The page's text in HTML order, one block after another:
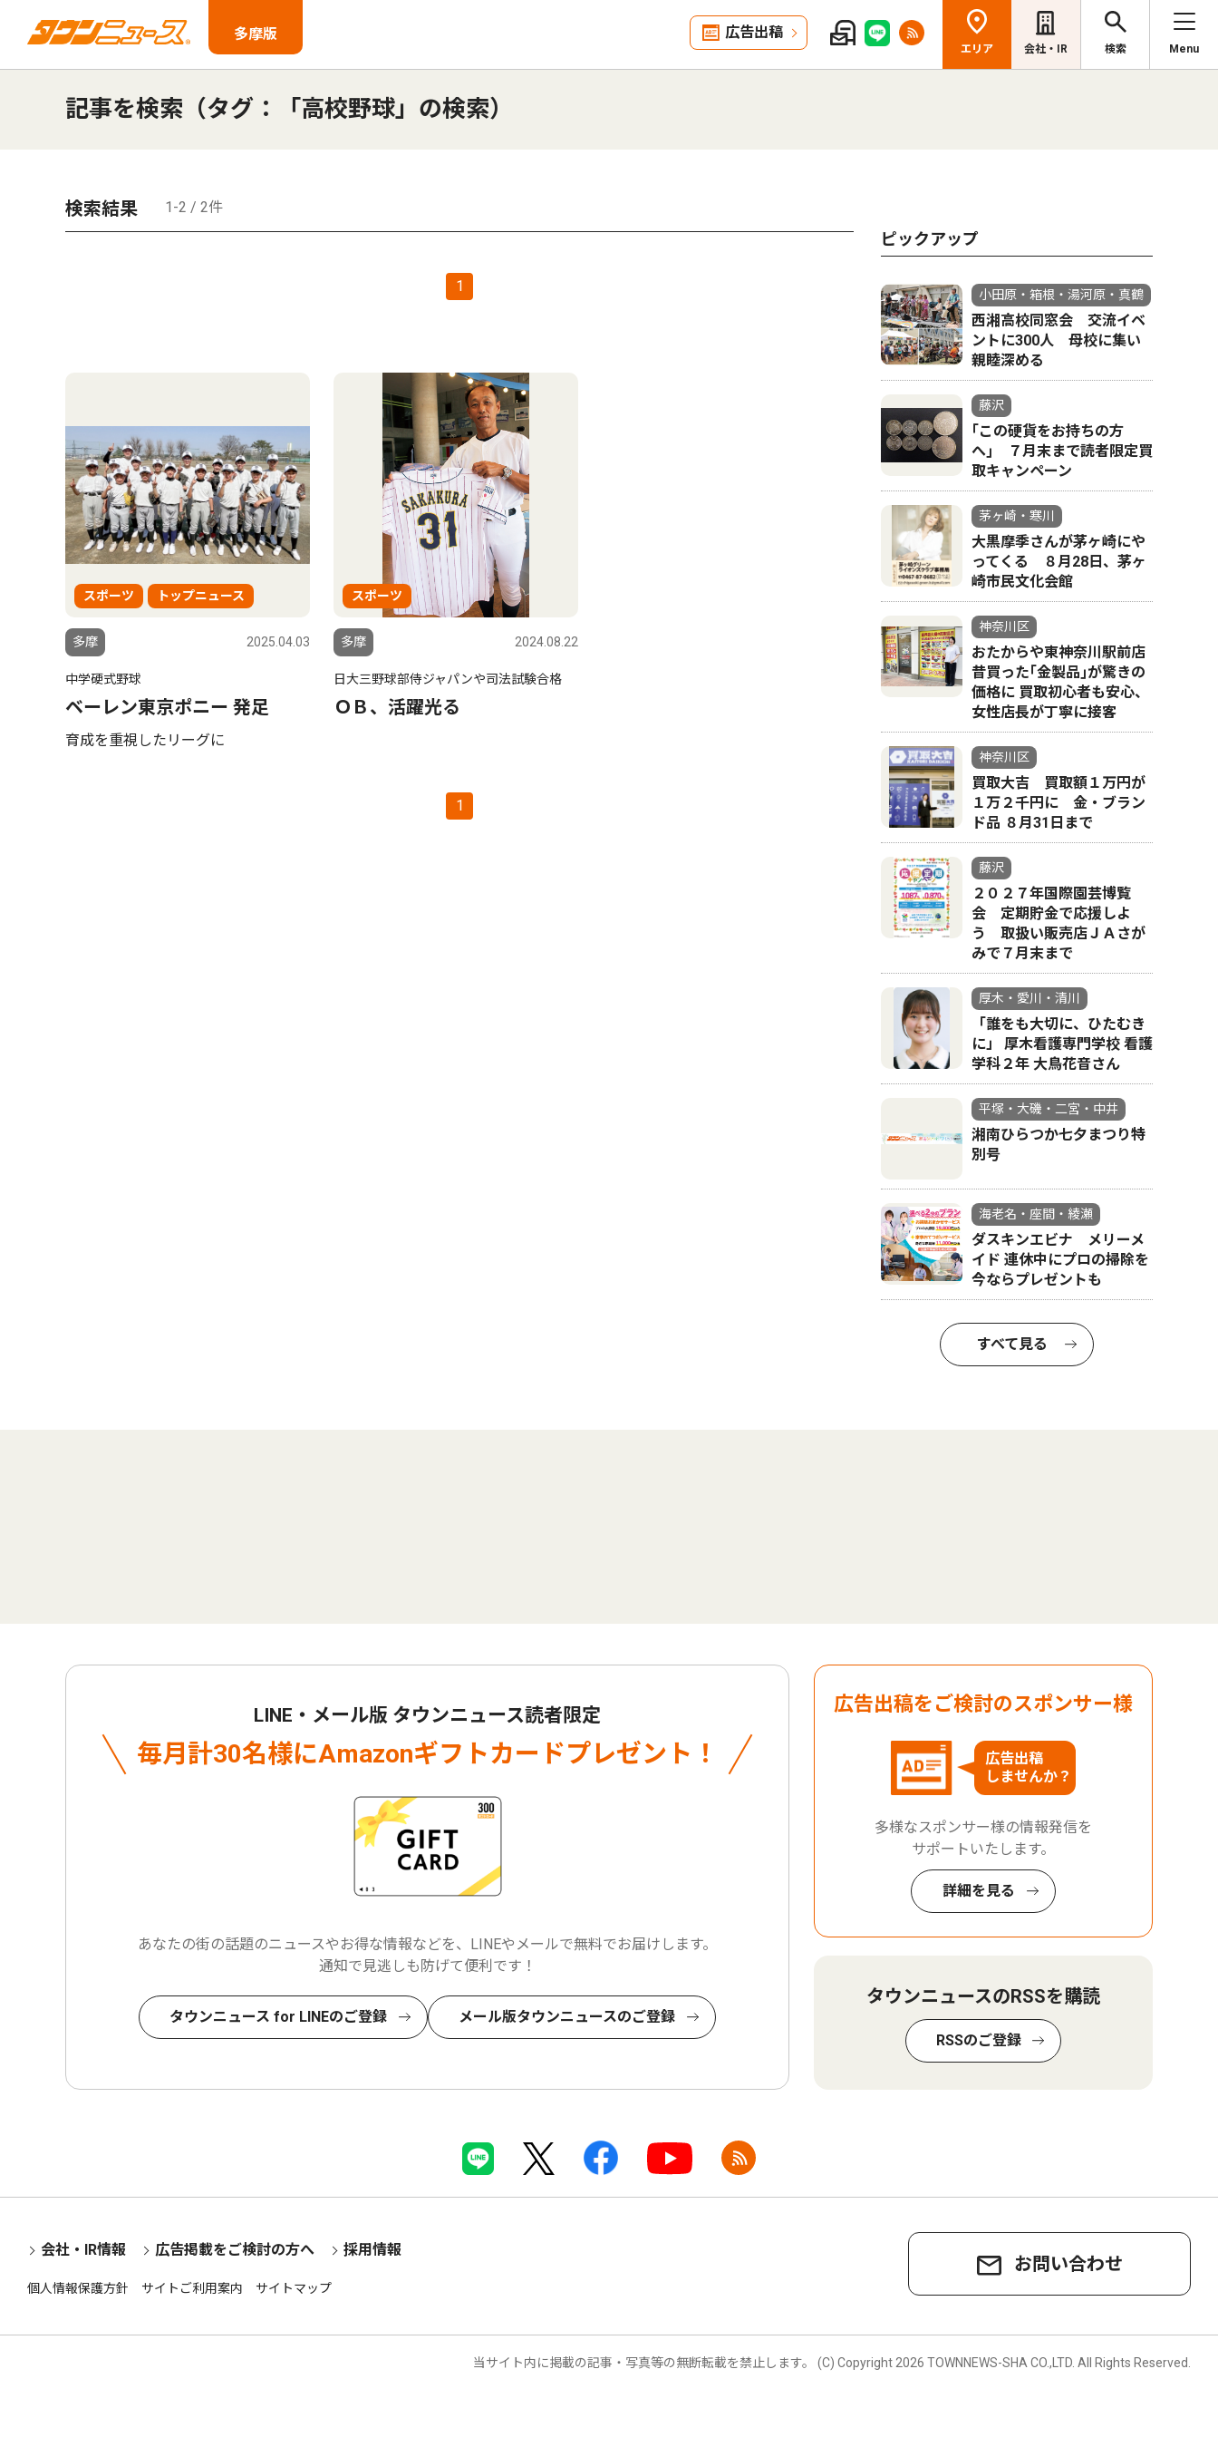
多摩版 広告出稿
エリア 会社・IR 検索 Menu
記事を検索（タグ：「高校野球」の検索）
検索結果 1-2 / 2件
1
スポーツ トップニュース
多摩 2025.04.03
中学硬式野球
ベーレン東京ポニー 発足
育成を重視したリーグに
スポーツ
多摩 2024.08.22
日大三野球部侍ジャパンや司法試験合格
ＯＢ、活躍光る
1
ピックアップ
小田原・箱根・湯河原・真鶴
西湘高校同窓会 交流イベ
ントに300人 母校に集い
親睦深める
藤沢
｢この硬貨をお持ちの方
へ｣ ７月末まで読者限定買
取キャンペーン
茅ヶ崎・寒川
大黒摩季さんが茅ヶ崎にや
ってくる ８月28日、茅ヶ
崎市民文化会館
神奈川区
おたからや東神奈川駅前店
昔買った｢金製品｣が驚きの
価格に 買取初心者も安心、
女性店長が丁寧に接客
神奈川区
買取大吉 買取額１万円が
１万２千円に 金・ブラン
ド品 ８月31日まで
藤沢
２０２７年国際園芸博覧
会 定期貯金で応援しよ
う 取扱い販売店ＪＡさが
みで７月末まで
厚木・愛川・清川
「誰をも大切に、ひたむき
に」 厚木看護専門学校 看護
学科２年 大鳥花音さん
平塚・大磯・二宮・中井
湘南ひらつか七夕まつり特
別号
海老名・座間・綾瀬
ダスキンエビナ メリーメ
イド 連休中にプロの掃除を
今ならプレゼントも
すべて見る
LINE・メール版 タウンニュース読者限定
毎月計30名様にAmazonギフトカードプレゼント！
あなたの街の話題のニュースやお得な情報などを、LINEやメールで無料でお届けします。
通知で見逃しも防げて便利です！
タウンニュース for LINEのご登録 メール版タウンニュースのご登録
広告出稿をご検討のスポンサー様
広告出稿
しませんか？
多様なスポンサー様の情報発信を
サポートいたします。
詳細を見る
タウンニュースのRSSを購読
RSSのご登録
お問い合わせ
会社・IR情報 広告掲載をご検討の方へ 採用情報
個人情報保護方針 サイトご利用案内 サイトマップ
当サイト内に掲載の記事・写真等の無断転載を禁止します。 (C) Copyright 2026 TOWNNEWS-SHA CO.,LTD. All Rights Reserved.